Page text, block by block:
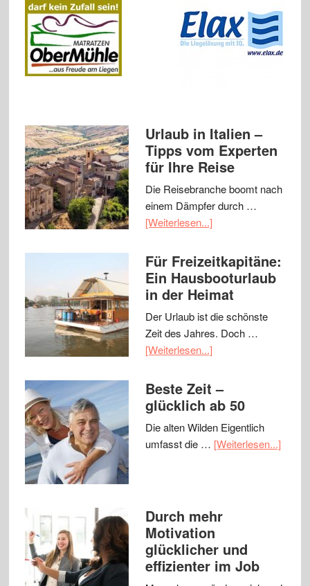
Urlaub in Italien –
Tipps vom Experten
für Ihre Reise
Die Reisebranche boomt nach
einem Dämpfer durch …
[Weiterlesen...]
Für Freizeitkapitäne:
Ein Hausbooturlaub
in der Heimat
Der Urlaub ist die schönste
Zeit des Jahres. Doch …
[Weiterlesen...]
Beste Zeit –
glücklich ab 50
Die alten Wilden Eigentlich
umfasst die … [Weiterlesen...]
Durch mehr
Motivation
glücklicher und
effizienter im Job